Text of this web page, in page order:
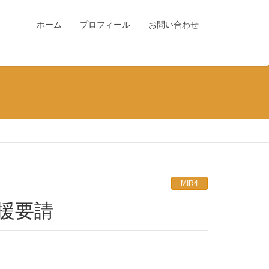
ホーム プロフィール お問い合わせ
MIR4
要請